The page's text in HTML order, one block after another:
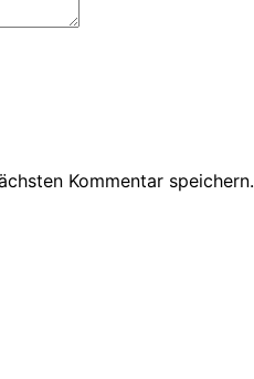
Kommentar speichern.